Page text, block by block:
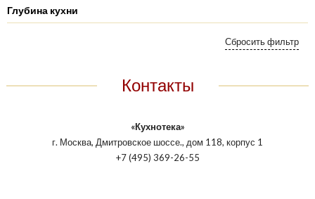
Глубина кухни
Контакты
«Кухнотека»
г. Москва, Дмитровское шоссе., дом 118, корпус 1
+7 (495) 369-26-55